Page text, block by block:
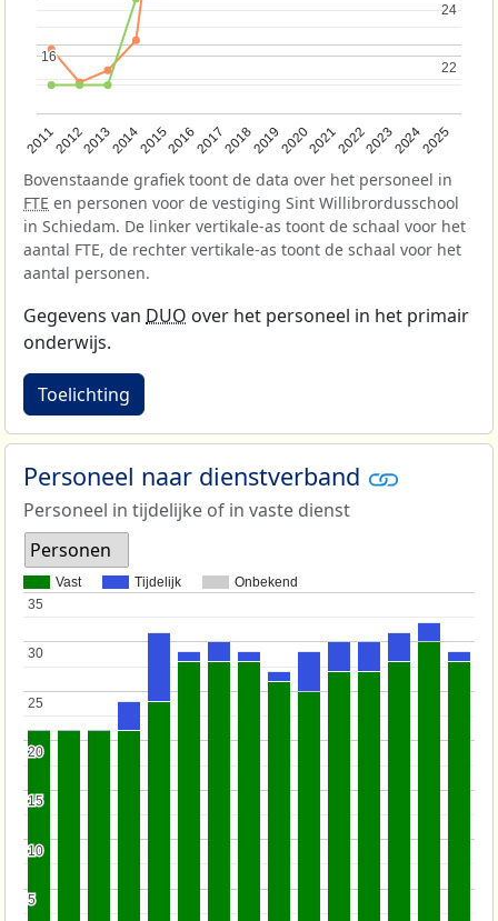
201120122013201420152016201720182019202020212022202320242025
16
16
22
22
24
24
Bovenstaande grafiek toont de data over het personeel in
FTE en personen voor de vestiging Sint Willibrordusschool
in Schiedam. De linker vertikale-as toont de schaal voor het
aantal FTE, de rechter vertikale-as toont de schaal voor het
aantal personen.
Gegevens van DUO over het personeel in het primair
onderwijs.
Toelichting
Personeel naar dienstverband
Personeel in tijdelijke of in vaste dienst
Personen
Vast Tijdelijk Onbekend
5
5
10
10
15
15
20
20
25
25
30
30
35
35